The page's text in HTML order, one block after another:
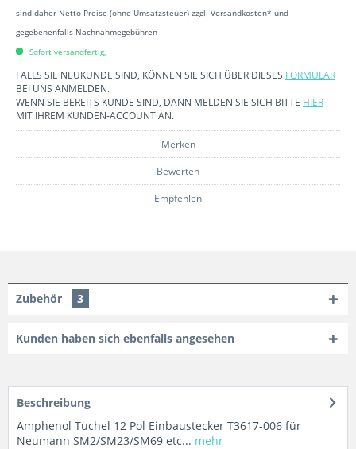
sind daher Netto-Preise (ohne Umsatzsteuer) zzgl. Versandkosten* und
gegebenenfalls Nachnahmegebühren
Sofort versandfertig,
FALLS SIE NEUKUNDE SIND, KÖNNEN SIE SICH ÜBER DIESES FORMULAR
BEI UNS ANMELDEN.
WENN SIE BEREITS KUNDE SIND, DANN MELDEN SIE SICH BITTE HIER
MIT IHREM KUNDEN-ACCOUNT AN.
Merken
Bewerten
Empfehlen
Zubehör 3
Kunden haben sich ebenfalls angesehen
Beschreibung
Amphenol Tuchel 12 Pol Einbaustecker T3617-006 für
Neumann SM2/SM23/SM69 etc... mehr